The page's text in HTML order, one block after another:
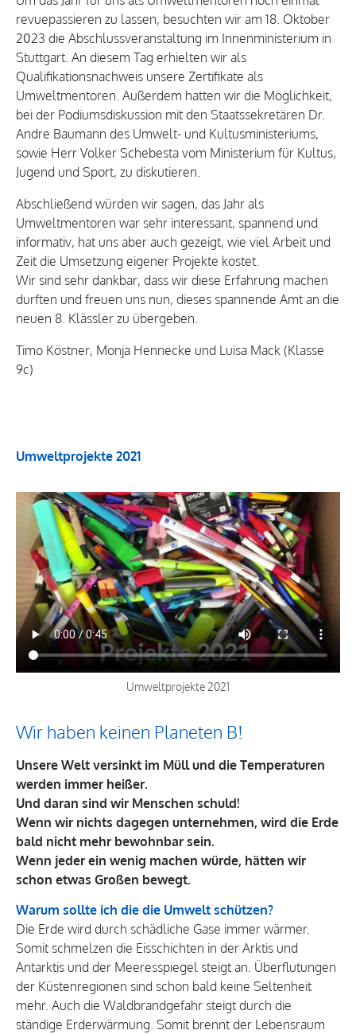
revuepassieren zu lassen, besuchten wir am 18. Oktober
2023 die Abschlussveranstaltung im Innenministerium in
Stuttgart. An diesem Tag erhielten wir als
Qualifikationsnachweis unsere Zertifikate als
Umweltmentoren. Außerdem hatten wir die Möglichkeit,
bei der Podiumsdiskussion mit den Staatssekretären Dr.
Andre Baumann des Umwelt- und Kultusministeriums,
sowie Herr Volker Schebesta vom Ministerium für Kultus,
Jugend und Sport, zu diskutieren.
Abschließend würden wir sagen, das Jahr als
Umweltmentoren war sehr interessant, spannend und
informativ, hat uns aber auch gezeigt, wie viel Arbeit und
Zeit die Umsetzung eigener Projekte kostet.
Wir sind sehr dankbar, dass wir diese Erfahrung machen
durften und freuen uns nun, dieses spannende Amt an die
neuen 8. Klässler zu übergeben.
Timo Köstner, Monja Hennecke und Luisa Mack (Klasse
9c)
Umweltprojekte 2021
Umweltprojekte 2021
Wir haben keinen Planeten B!
Unsere Welt versinkt im Müll und die Temperaturen
werden immer heißer.
Und daran sind wir Menschen schuld!
Wenn wir nichts dagegen unternehmen, wird die Erde
bald nicht mehr bewohnbar sein.
Wenn jeder ein wenig machen würde, hätten wir
schon etwas Großen bewegt.
Warum sollte ich die die Umwelt schützen?
Die Erde wird durch schädliche Gase immer wärmer.
Somit schmelzen die Eisschichten in der Arktis und
Antarktis und der Meeresspiegel steigt an. Überflutungen
der Küstenregionen sind schon bald keine Seltenheit
mehr. Auch die Waldbrandgefahr steigt durch die
ständige Erderwärmung. Somit brennt der Lebensraum